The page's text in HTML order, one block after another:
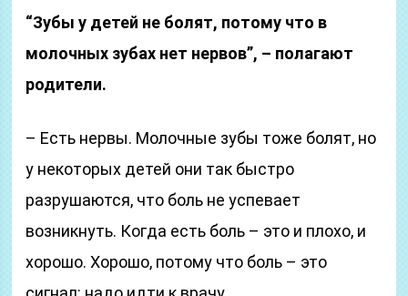
“Зубы у детей не болят, потому что в
молочных зубах нет нервов”, – полагают
родители.
– Есть нервы. Молочные зубы тоже болят, но
у некоторых детей они так быстро
разрушаются, что боль не успевает
возникнуть. Когда есть боль – это и плохо, и
хорошо. Хорошо, потому что боль – это